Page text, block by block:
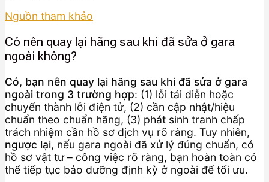
Nguồn tham khảo
Có nên quay lại hãng sau khi đã sửa ở gara
ngoài không?
Có, bạn nên quay lại hãng sau khi đã sửa ở gara
ngoài trong 3 trường hợp: (1) lỗi tái diễn hoặc
chuyển thành lỗi điện tử, (2) cần cập nhật/hiệu
chuẩn theo chuẩn hãng, (3) phát sinh tranh chấp
trách nhiệm cần hồ sơ dịch vụ rõ ràng. Tuy nhiên,
ngược lại, nếu gara ngoài đã xử lý đúng chuẩn, có
hồ sơ vật tư – công việc rõ ràng, bạn hoàn toàn có
thể tiếp tục bảo dưỡng định kỳ ở ngoài để tối ưu.